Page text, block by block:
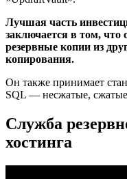
Лучшая часть
заключается в том, что
резервные копии из
копирования.
Он также принимает
SQL — несжатые,
Служба
хостинга